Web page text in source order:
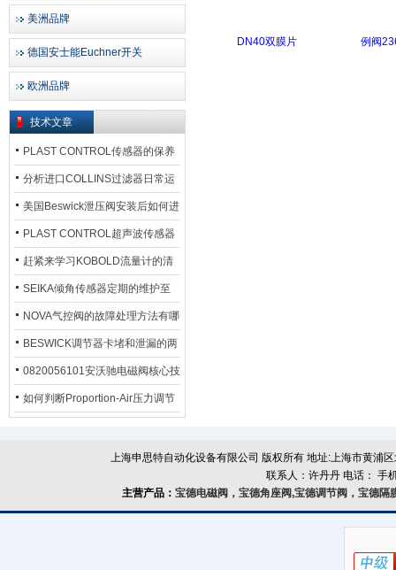
美洲品牌
德国安士能Euchner开关
欧洲品牌
技术文章
PLAST CONTROL传感器的保养
方法
分析进口COLLINS过滤器日常运
行排污步骤
美国Beswick泄压阀安装后如何进
行调试?
PLAST CONTROL超声波传感器
工作原理了解吗？
赶紧来学习KOBOLD流量计的清
洗流程吧
SEIKA倾角传感器定期的维护至
关重要
NOVA气控阀的故障处理方法有哪
些？
BESWICK调节器卡堵和泄漏的两
大问题解决措施
0820056101安沃驰电磁阀核心技
术参数
如何判断Proportion-Air压力调节
上海申思特自动化设备有限公司 版权所有 地址:上海市黄浦
联系人：许丹丹 电话： 手
主营产品：宝德电磁阀，宝德角座阀,宝德调节阀，宝德